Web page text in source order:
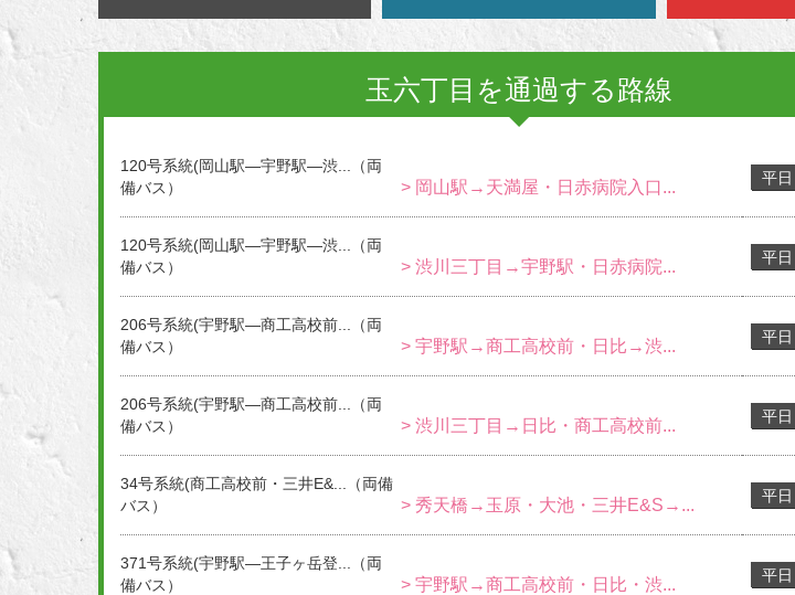
玉六丁目を通過する路線
120号系統(岡山駅―宇野駅―渋...（両
備バス）
> 岡山駅→天満屋・日赤病院入口... 平日
120号系統(岡山駅―宇野駅―渋...（両
備バス）
> 渋川三丁目→宇野駅・日赤病院... 平日
206号系統(宇野駅―商工高校前...（両
備バス）
> 宇野駅→商工高校前・日比→渋... 平日
206号系統(宇野駅―商工高校前...（両
備バス）
> 渋川三丁目→日比・商工高校前... 平日
34号系統(商工高校前・三井E&...（両備
バス）
> 秀天橋→玉原・大池・三井E&S→... 平日
371号系統(宇野駅―王子ヶ岳登...（両
備バス）
> 宇野駅→商工高校前・日比・渋... 平日